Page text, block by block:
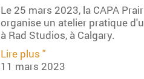
Le 25 mars 2023, la CAPA
organise un atelier pratique
à Rad Studios, à Calgary.
Lire plus "
11 mars 2023